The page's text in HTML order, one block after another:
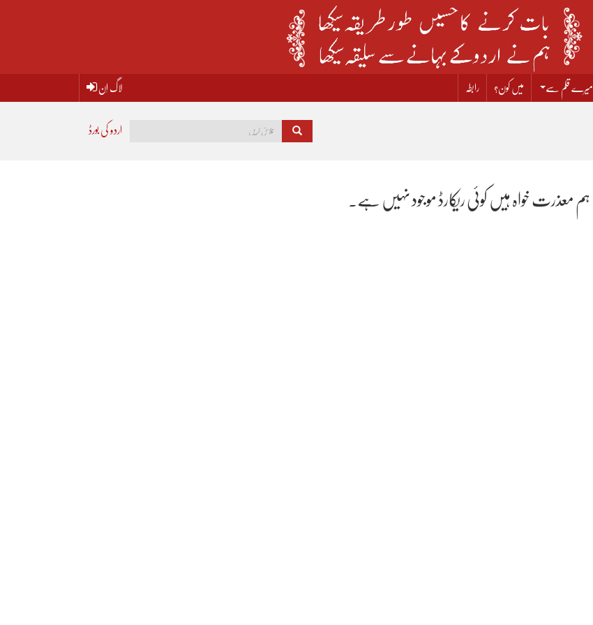
میرے قلم سے میں کون؟ رابطہ لاگ اِن
اردو کی بورڈ
ہم معذرت خواہ ہیں کوئی ریکارڈ موجود نہیں ہے۔